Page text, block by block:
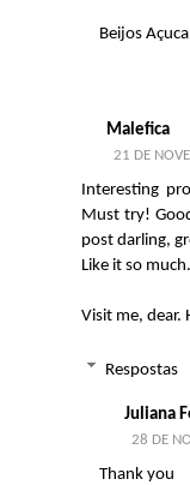
Beijos
Malefica
21 DE
Interesting
Must try!
post darling,
Like it so
Visit me, dear.
Respostas
Juliana
28 DE
Thank you